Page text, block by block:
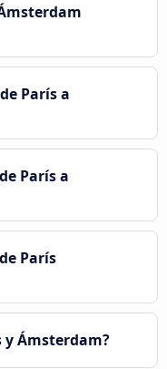
París a
París a
París
y Ámsterdam?